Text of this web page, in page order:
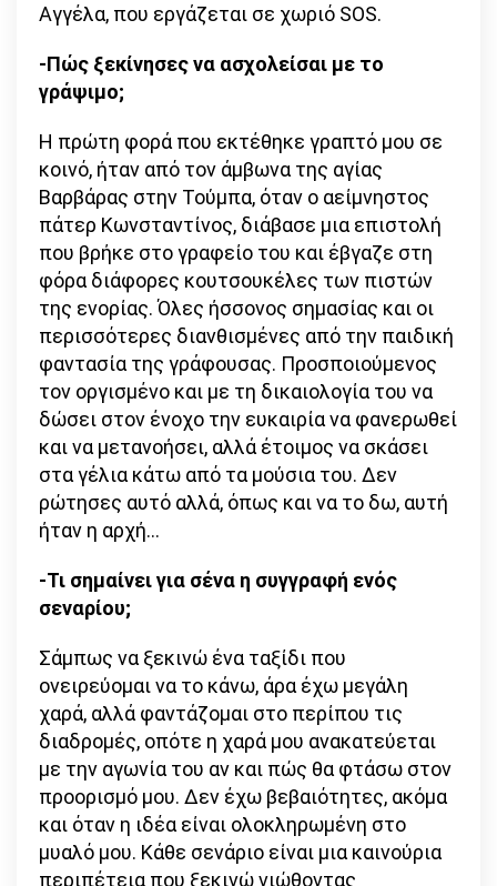
Αγγέλα, που εργάζεται σε χωριό SOS.
-Πώς ξεκίνησες να ασχολείσαι με το
γράψιμο;
Η πρώτη φορά που εκτέθηκε γραπτό μου σε
κοινό, ήταν από τον άμβωνα της αγίας
Βαρβάρας στην Τούμπα, όταν ο αείμνηστος
πάτερ Κωνσταντίνος, διάβασε μια επιστολή
που βρήκε στο γραφείο του και έβγαζε στη
φόρα διάφορες κουτσουκέλες των πιστών
της ενορίας. Όλες ήσσονος σημασίας και οι
περισσότερες διανθισμένες από την παιδική
φαντασία της γράφουσας. Προσποιούμενος
τον οργισμένο και με τη δικαιολογία του να
δώσει στον ένοχο την ευκαιρία να φανερωθεί
και να μετανοήσει, αλλά έτοιμος να σκάσει
στα γέλια κάτω από τα μούσια του. Δεν
ρώτησες αυτό αλλά, όπως και να το δω, αυτή
ήταν η αρχή…
-Τι σημαίνει για σένα η συγγραφή ενός
σεναρίου;
Σάμπως να ξεκινώ ένα ταξίδι που
ονειρεύομαι να το κάνω, άρα έχω μεγάλη
χαρά, αλλά φαντάζομαι στο περίπου τις
διαδρομές, οπότε η χαρά μου ανακατεύεται
με την αγωνία του αν και πώς θα φτάσω στον
προορισμό μου. Δεν έχω βεβαιότητες, ακόμα
και όταν η ιδέα είναι ολοκληρωμένη στο
μυαλό μου. Κάθε σενάριο είναι μια καινούρια
περιπέτεια που ξεκινώ νιώθοντας